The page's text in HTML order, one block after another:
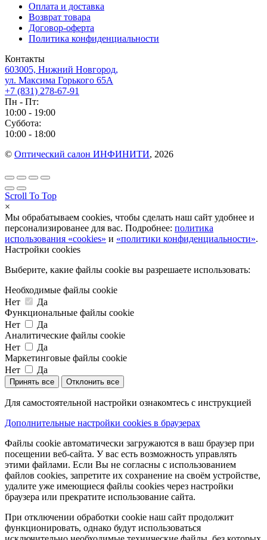
Оплата и доставка
Возврат товара
Договор-оферта
Политика конфиденциальности
Контакты
603005, Нижний Новгород,
ул. Максима Горького 65А
+7 (831) 278-67-91
Пн - Пт:
10:00 - 19:00
Суббота:
10:00 - 18:00
© Оптический салон ИНФИНИТИ, 2026
Scroll To Top
×
Мы обрабатываем cookies, чтобы сделать наш сайт удобнее и
персонализированее для вас. Подробнее: политика
использования «cookies» и «политики конфиденциальности».
Настройки cookies
Выберите, какие файлы cookie вы разрешаете использовать:
Необходимые файлы cookie
Нет
Да
Функциональные файлы cookie
Нет
Да
Аналитические файлы cookie
Нет
Да
Маркетинговые файлы cookie
Нет
Да
Принять все Отклонить все
Для самостоятельной настройки ознакомтесь с инструкцией
Дополнительные настройки cookies в браузерах
Файлы cookie автоматически загружаются в ваш браузер при
посещении веб-сайта. У вас есть возможность управлять
этими файлами. Если Вы не согласны с использованием
файлов cookies, запретите их сохранение на своём устройстве,
удалите уже имеющиеся файлы cookies через настройки
браузера или прекратите использование сайта.
При отключении обработки cookie наш сайт продолжит
функционировать, однако будут использоваться